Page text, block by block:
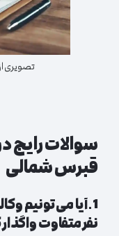
تصویری
سوالات رایج
قبرس شمالی
1.آیا می‌تونیم
نفر متفاوت